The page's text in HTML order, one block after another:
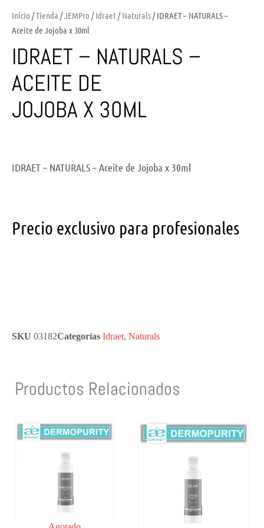
Inicio /Tienda /JEMPro /Idraet/Naturals/ IDRAET – NATURALS –
Aceite de Jojoba x 30ml
IDRAET – NATURALS –
ACEITE DE
JOJOBA X 30ML
IDRAET – NATURALS – Aceite de Jojoba x 30ml
Precio exclusivo para profesionales
SKU 03182Categorías Idraet, Naturals
Productos Relacionados